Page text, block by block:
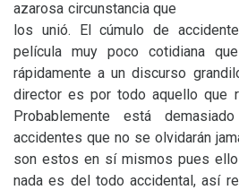
azarosa circunstancia que
los unió. El cúmulo de
película muy poco cotidiana
rápidamente a un discurso
director es por todo aquello que
Probablemente está
accidentes que no se olvidarán
son estos en sí mismos pues
nada es del todo accidental, así